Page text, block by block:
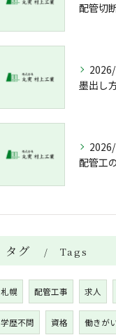
タグ Tags
札幌 配管工事 求人
学歴不問 資格 働きが